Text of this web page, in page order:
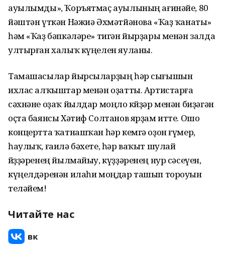
ауылымды», Ҡоръятмаҫ ауылының ағинәйе, 80
йәштән үткән Нәжиә Әхмәтйәнова «Ҡаҙ ҡанаты»
һәм «Ҡаҙ бәпкәләре» тигән йырҙары менән залда
ултырған халыҡ күңелен яуланы.
Тамашасылар йырсыларҙың һәр сығышын
ихлас алҡыштар менән оҙатты. Артистарға
сәхнәне оҙаҡ йылдар моңло көйҙәр менән биҙәгән
оҫта баянсы Хәтиф Солтанов ярҙам итте. Ошо
концертта ҡатнашҡан һәр кемгә оҙон ғүмер,
һаулыҡ, ғаилә бәхете, һәр ваҡыт шулай
йөҙҙәренең йылмайыу, күҙҙәренең нур сәсеүен,
күңелдәренән илаһи моңдар ташып тороуын
теләйем!
Читайте нас